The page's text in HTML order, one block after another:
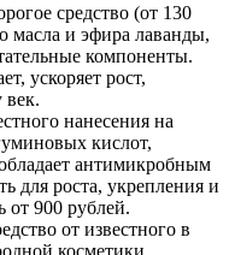
средство (от 130
масла и эфира лаванды,
компоненты.
ускоряет рост,
век.
нанесения на
кислот,
антимикробным
для роста, укрепления и
от 900 рублей.
от известного в
косметики.